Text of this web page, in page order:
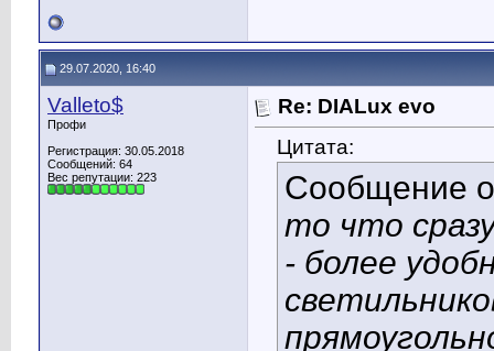
29.07.2020, 16:40
Valleto$
Профи
Регистрация: 30.05.2018
Сообщений: 64
Вес репутации: 223
Re: DIALux evo
Цитата:
Сообщение
то что
- более